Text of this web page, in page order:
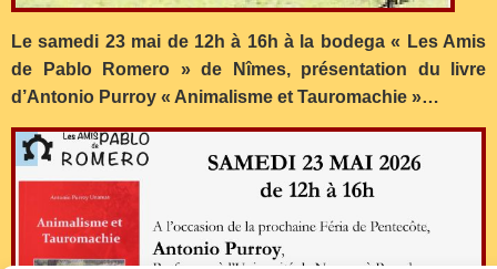
Le samedi 23 mai de 12h à 16h à la bodega « Les Amis
de Pablo Romero » de Nîmes, présentation du livre
d’Antonio Purroy « Animalisme et Tauromachie »…